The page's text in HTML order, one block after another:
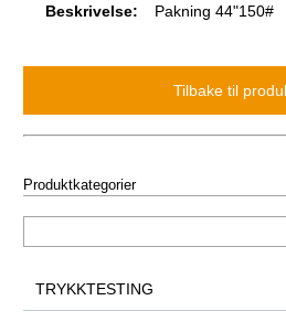
Beskrivelse: Pakning 44"150#
Produktkategorier
TRYKKTESTING